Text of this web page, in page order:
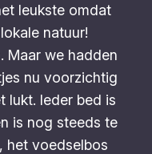
leukste omdat
natuur!
Maar we hadden
nu voorzichtig
lukt. Ieder bed is
is nog steeds te
het voedselbos